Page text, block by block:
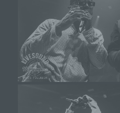
Mittels eines Cookies
und Angebote auf unserer
des Benutzers optimiert
ermöglichen uns, wie
Benutzer unserer
Zweck dieser
Nutzern die Verwendung
erleichtern. Der Benutzer
Cookies verwendet, muss
jedem Besuch der
Zugangsdaten eingeben,